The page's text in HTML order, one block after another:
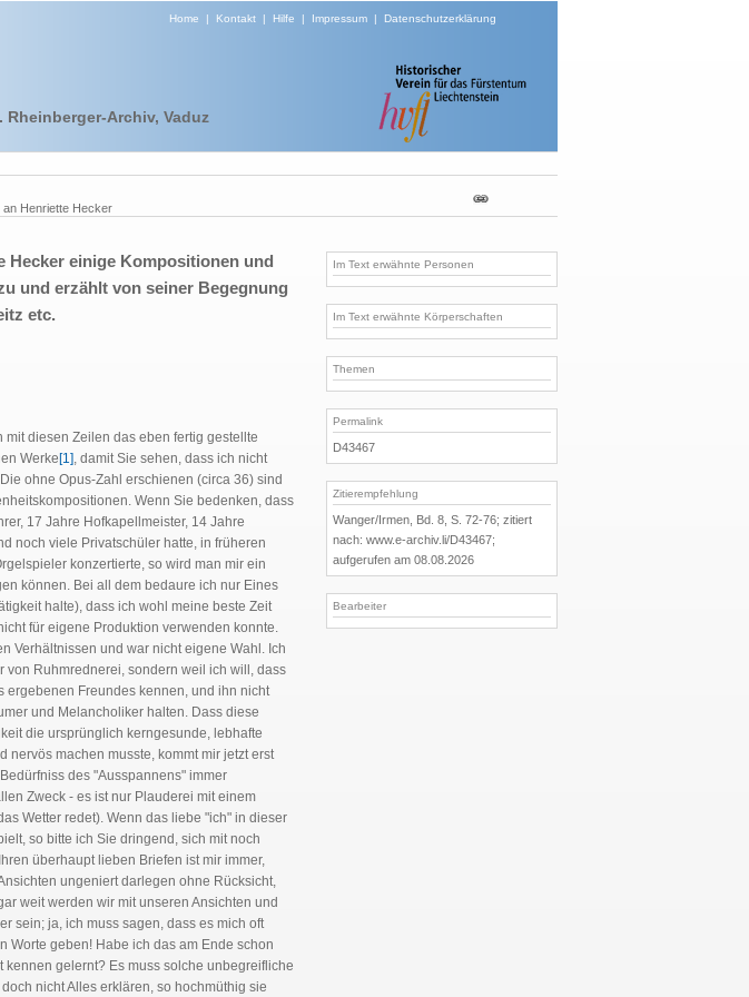
Home | Kontakt| Hilfe | Impressum| Datenschutzerklärung
Rheinberger-Archiv, Vaduz
an Henriette Hecker
Hecker einige Kompositionen und
und erzählt von seiner Begegnung
etc.
diesen Zeilen das eben fertig gestellte
Werke[1], damit Sie sehen, dass ich nicht
ohne Opus-Zahl erschienen (circa 36) sind
Wenn Sie bedenken, dass
17 Jahre Hofkapellmeister, 14 Jahre
noch viele Privatschüler hatte, in früheren
konzertierte, so wird man mir ein
können. Bei all dem bedaure ich nur Eines
halte), dass ich wohl meine beste Zeit
für eigene Produktion verwenden konnte.
Verhältnissen und war nicht eigene Wahl. Ich
von Ruhmrednerei, sondern weil ich will, dass
ergebenen Freundes kennen, und ihn nicht
und Melancholiker halten. Dass diese
die ursprünglich kerngesunde, lebhafte
nervös machen musste, kommt mir jetzt erst
des "Ausspannens" immer
Zweck - es ist nur Plauderei mit einem
Wetter redet). Wenn das liebe "ich" in dieser
so bitte ich Sie dringend, sich mit noch
überhaupt lieben Briefen ist mir immer,
ungeniert darlegen ohne Rücksicht,
weit werden wir mit unseren Ansichten und
sein; ja, ich muss sagen, dass es mich oft
Worte geben! Habe ich das am Ende schon
gelernt? Es muss solche unbegreifliche
nicht Alles erklären, so hochmüthig sie
Im Text erwähnte Personen
Im Text erwähnte Körperschaften
Themen
Permalink
D43467
Zitierempfehlung
Wanger/Irmen, Bd. 8, S. 72-76; zitiert
nach: www.e-archiv.li/D43467;
aufgerufen am 08.08.2026
Bearbeiter